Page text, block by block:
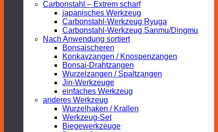
Carbonstahl – Extrem scharf
japanisches Werkzeug
Carbonstahl-Werkzeug Ryuga
Carbonstahl-Werkzeug Sanmu/Dingmu
Nach Anwendung sortiert
Bonsaischeren
Konkavzangen / Knospenzangen
Bonsai-Drahtzangen
Wurzelzangen / Spaltzangen
Jin-Werkzeuge
einfaches Werkzeug
anderes Werkzeug
Wurzelhaken / Krallen
Werkzeug-Set
Biegewerkzeuge